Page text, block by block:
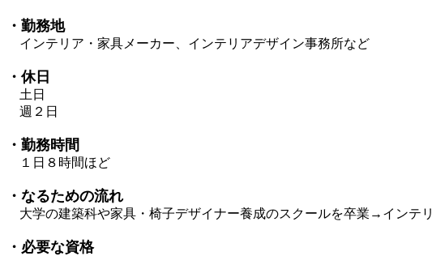
・勤務地
インテリア・家具メーカー、インテリアデザイン事務所など
・休日
土日
週２日
・勤務時間
１日８時間ほど
・なるための流れ
大学の建築科や家具・椅子デザイナー養成のスクールを卒業→インテ
・必要な資格